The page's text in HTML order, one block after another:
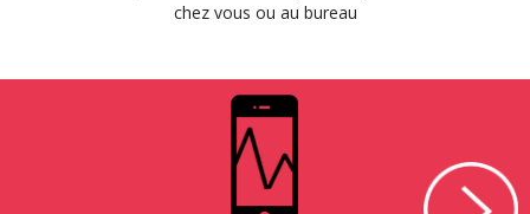
chez vous ou au bureau